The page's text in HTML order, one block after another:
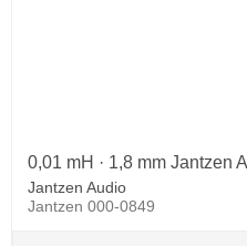
0,01 mH · 1,8 mm Jantzen
Jantzen Audio
Jantzen 000-0849